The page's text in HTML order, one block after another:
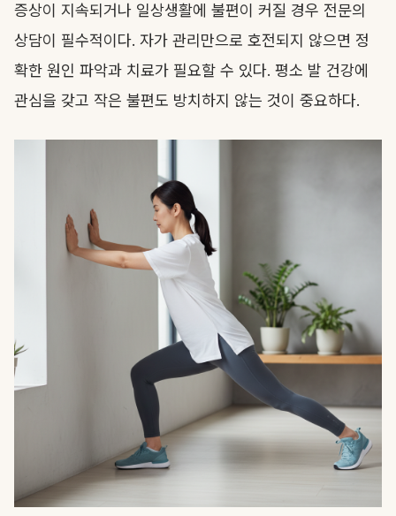
증상이 지속되거나 일상생활에 불편이 커질 경우 전문의
상담이 필수적이다. 자가 관리만으로 호전되지 않으면 정
확한 원인 파악과 치료가 필요할 수 있다. 평소 발 건강에
관심을 갖고 작은 불편도 방치하지 않는 것이 중요하다.